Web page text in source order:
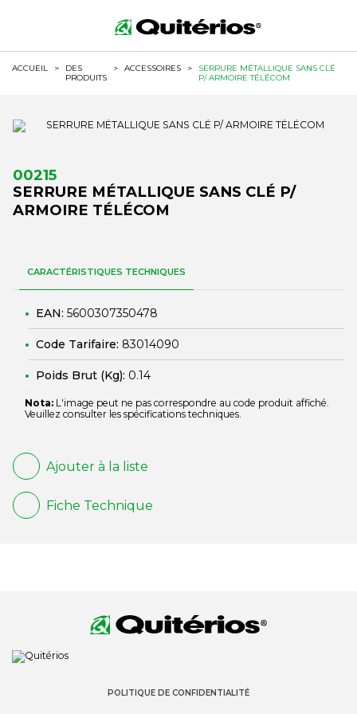
ACCUEIL >
DES
PRODUITS
> ACCESSOIRES >
SERRURE MÉTALLIQUE SANS CLÉ
P/ ARMOIRE TÉLÉCOM
00215
SERRURE MÉTALLIQUE SANS CLÉ P/
ARMOIRE TÉLÉCOM
CARACTÉRISTIQUES TECHNIQUES
EAN: 5600307350478
Code Tarifaire: 83014090
Poids Brut (Kg): 0.14
Nota: L'image peut ne pas correspondre au code produit affiché.
Veuillez consulter les spécifications techniques.
Ajouter à la liste
Fiche Technique
POLITIQUE DE CONFIDENTIALITÉ